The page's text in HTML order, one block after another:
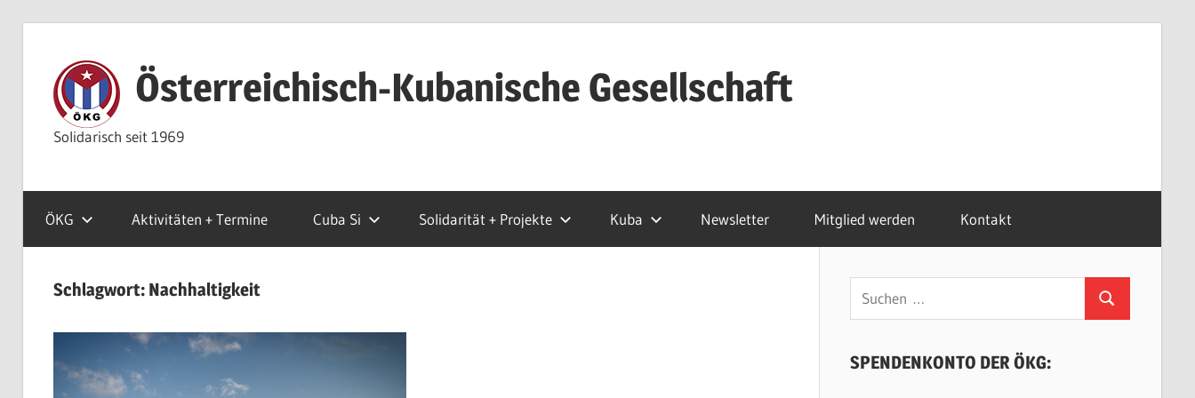
springen
Österreichisch-Kubanische Gesellschaft
Solidarisch seit 1969
ÖKG Aktivitäten + Termine Cuba Si Solidarität + Projekte Kuba Newsletter Mitglied werden Kontakt
Schlagwort: Nachhaltigkeit
Suchen
nach:
Suchen
SPENDENKONTO DER ÖKG: